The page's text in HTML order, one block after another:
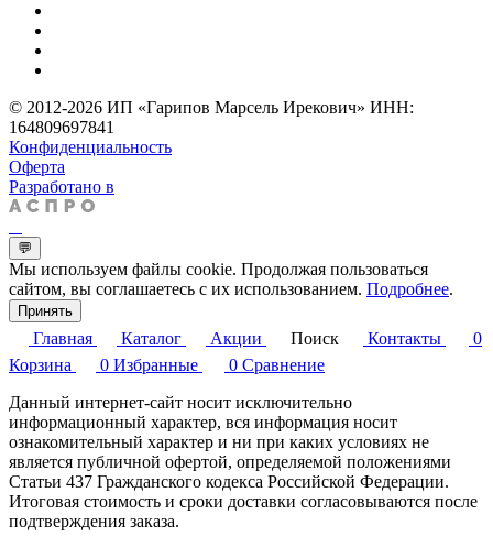
© 2012-2026 ИП «Гарипов Марсель Ирекович» ИНН:
164809697841
Конфиденциальность
Оферта
Разработано в
💬
Мы используем файлы cookie. Продолжая пользоваться
сайтом, вы соглашаетесь с их использованием. Подробнее.
Принять
Главная Каталог Акции Поиск Контакты
0
Корзина
0 Избранные 0 Сравнение
Данный интернет-сайт носит исключительно
информационный характер, вся информация носит
ознакомительный характер и ни при каких условиях не
является публичной офертой, определяемой положениями
Статьи 437 Гражданского кодекса Российской Федерации.
Итоговая стоимость и сроки доставки согласовываются после
подтверждения заказа.